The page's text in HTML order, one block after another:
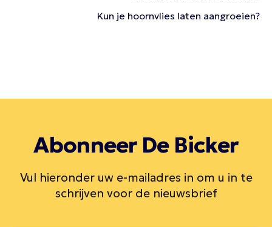
Kun je hoornvlies laten aangroeien?
Abonneer De Bicker
Vul hieronder uw e-mailadres in om u in te
schrijven voor de nieuwsbrief